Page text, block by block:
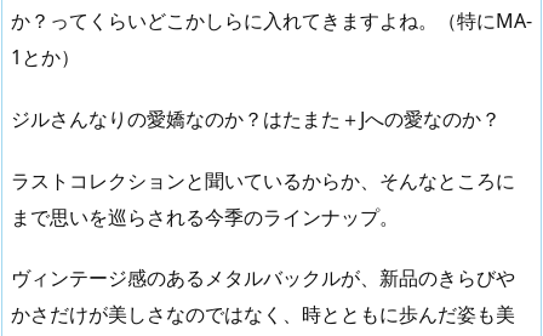
か？ってくらいどこかしらに入れてきますよね。（特にMA-
1とか）
ジルさんなりの愛嬌なのか？はたまた＋Jへの愛なのか？
ラストコレクションと聞いているからか、そんなところに
まで思いを巡らされる今季のラインナップ。
ヴィンテージ感のあるメタルバックルが、新品のきらびや
かさだけが美しさなのではなく、時とともに歩んだ姿も美